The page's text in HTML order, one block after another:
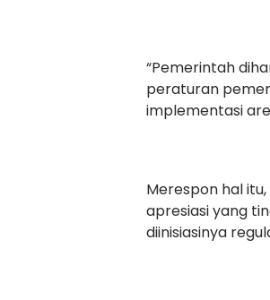
“Pemerintah
peraturan
implementasi
Merespon hal
apresiasi yang
diinisiasinya